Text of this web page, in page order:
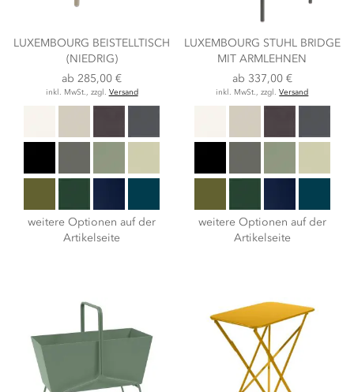
LUXEMBOURG BEISTELLTISCH
(NIEDRIG)
ab285,00 €
inkl. MwSt., zzgl. Versand
weitere Optionen auf der
Artikelseite
LUXEMBOURG STUHL BRIDGE
MIT ARMLEHNEN
ab 337,00 €
inkl. MwSt., zzgl.Versand
weitere Optionen auf der
Artikelseite